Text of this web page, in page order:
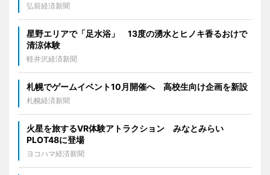
弘前経済新聞
星野エリアで「足水浴」 13度の湧水とヒノキ香るおけで
清涼体験
軽井沢経済新聞
札幌でゲームイベント10月開催へ 高校生向け企画を新設
札幌経済新聞
火星を旅するVR体験アトラクション みなとみらい
PLOT48に登場
ヨコハマ経済新聞